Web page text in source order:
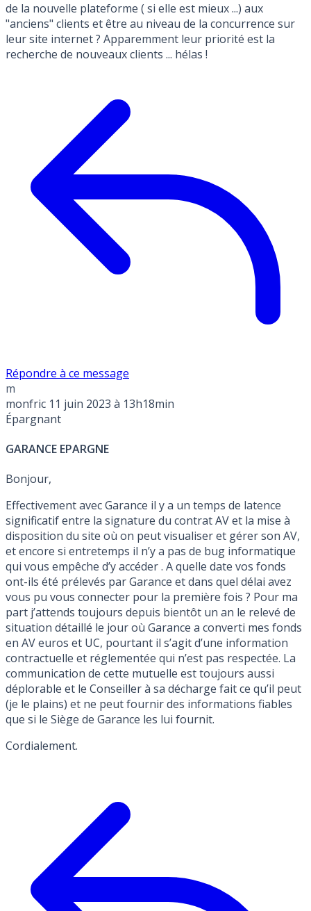
de la nouvelle plateforme ( si elle est mieux ...) aux
"anciens" clients et être au niveau de la concurrence sur
leur site internet ? Apparemment leur priorité est la
recherche de nouveaux clients ... hélas !
Répondre à ce message
m
monfric 11 juin 2023 à 13h18min
Épargnant
GARANCE EPARGNE
Bonjour,
Effectivement avec Garance il y a un temps de latence
significatif entre la signature du contrat AV et la mise à
disposition du site où on peut visualiser et gérer son AV,
et encore si entretemps il n’y a pas de bug informatique
qui vous empêche d’y accéder . A quelle date vos fonds
ont-ils été prélevés par Garance et dans quel délai avez
vous pu vous connecter pour la première fois ? Pour ma
part j’attends toujours depuis bientôt un an le relevé de
situation détaillé le jour où Garance a converti mes fonds
en AV euros et UC, pourtant il s’agit d’une information
contractuelle et réglementée qui n’est pas respectée. La
communication de cette mutuelle est toujours aussi
déplorable et le Conseiller à sa décharge fait ce qu’il peut
(je le plains) et ne peut fournir des informations fiables
que si le Siège de Garance les lui fournit.
Cordialement.